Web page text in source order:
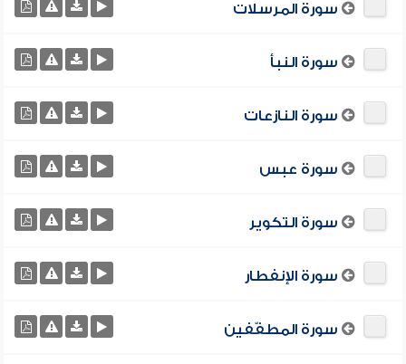
سورة المرسلات
سورة النبأ
سورة النازعات
سورة عبس
سورة التكوير
سورة الإنفطار
سورة المطفّفين